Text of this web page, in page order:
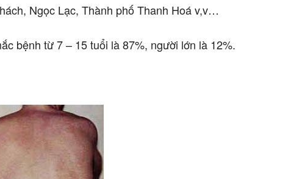
Ngọc Lạc, Thành phố Thanh Hoá v,v…
bệnh từ 7 – 15 tuổi là 87%, người lớn là 12%.